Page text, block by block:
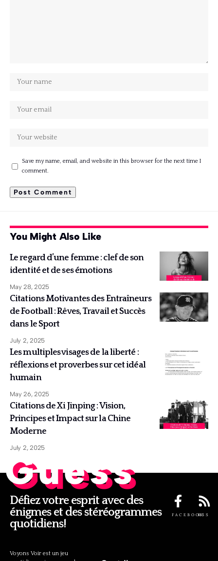
Save my name, email, and website in this browser for the next time I
comment.
You Might Also Like
Le regard d’une femme : clef de son
identité et de ses émotions
May 28, 2025
Citations Motivantes des Entraîneurs
de Football : Rêves, Travail et Succès
dans le Sport
July 2, 2025
Les multiples visages de la liberté :
réflexions et proverbes sur cet idéal
humain
May 26, 2025
Citations de Xi Jinping : Vision,
Principes et Impact sur la Chine
Moderne
July 2, 2025
Guess
Défiez votre esprit avec des
énigmes et des stéréogrammes
quotidiens!
FACEBOOKRSS
Voyons Voir est un jeu